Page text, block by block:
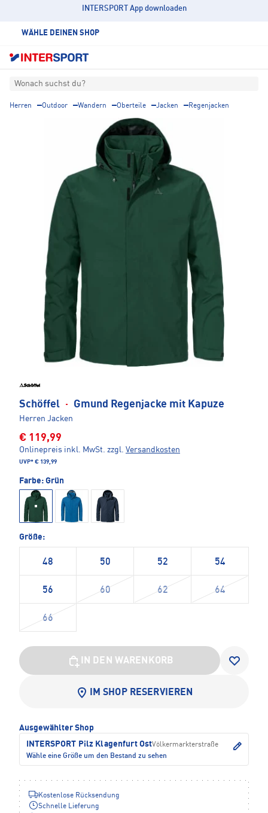
INTERSPORT App downloaden
WÄHLE DEINEN SHOP
Wonach suchst du?
Herren Outdoor Wandern Oberteile Jacken Regenjacken
Schöffel · Gmund Regenjacke mit Kapuze
Herren Jacken
€ 119,99
Onlinepreis inkl. MwSt. zzgl. Versandkosten
UVP* € 139,99
Farbe: Grün
Größe:
48 50 52 54
56 60 62 64
66
IN DEN WARENKORB
IM SHOP RESERVIEREN
Ausgewählter Shop
INTERSPORT Pilz Klagenfurt OstVölkermarkterstraße
Wähle eine Größe um den Bestand zu sehen
Kostenlose Rücksendung
Schnelle Lieferung